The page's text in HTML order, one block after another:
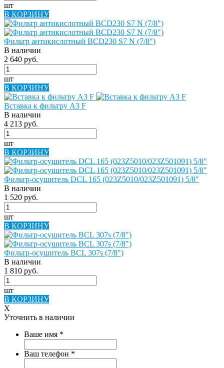
шт
В КОРЗИНУ
Фильтр антикислотный BCD230 S7 N (7/8")
В наличии
2 640 руб.
шт
В КОРЗИНУ
Вставка к фильтру A3 F
В наличии
4 213 руб.
шт
В КОРЗИНУ
Фильтр-осушитель DCL 165 (023Z5010/023Z501091) 5/8"
В наличии
1 520 руб.
шт
В КОРЗИНУ
Фильтр-осушитель BCL 307s (7/8")
В наличии
1 810 руб.
шт
В КОРЗИНУ
X
Уточнить в наличии
Ваше имя *
Ваш телефон *